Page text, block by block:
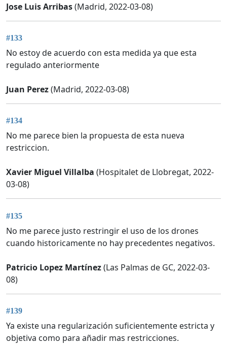
Jose Luis Arribas(Madrid, 2022-03-08)
#133
No estoy de acuerdo con esta medida ya que esta
regulado anteriormente
Juan Perez(Madrid, 2022-03-08)
#134
No me parece bien la propuesta de esta nueva
restriccion.
Xavier Miguel Villalba (Hospitalet de Llobregat, 2022-
03-08)
#135
No me parece justo restringir el uso de los drones
cuando historicamente no hay precedentes negativos.
Patricio Lopez Martínez(Las Palmas de GC, 2022-03-
08)
#139
Ya existe una regularización suficientemente estricta y
objetiva como para añadir mas restricciones.